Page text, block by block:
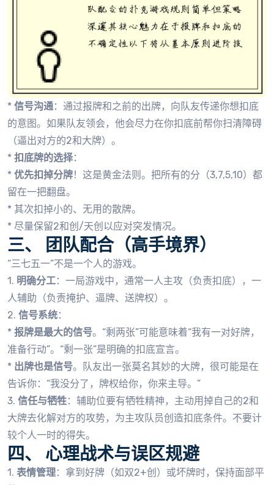
* 信号沟通：通过报牌和之前的出牌，向队友传递你想扣底
的意图。如果队友领会，他会尽力在你扣底前帮你扫清障碍
（逼出对方的2和大牌）。
* 扣底牌的选择：
* 优先扣掉分牌！这是黄金法则。把所有的分（3,7,5,10）都
留在一把翻盘。
* 其次扣掉小的、无用的散牌。
* 尽量保留2和创/天创以应对突发情况。
三、 团队配合（高手境界）
“三七五一”不是一个人的游戏。
1. 明确分工：一局游戏中，通常一人主攻（负责扣底），一
人辅助（负责掩护、逼牌、送牌权）。
2. 信号系统：
* 报牌是最大的信号。“剩两张”可能意味着“我有一对好牌，
准备行动”。“剩一张”是明确的扣底宣言。
* 出牌也是信号。队友出一张莫名其妙的大牌，很可能是在
告诉你：“我没分了，牌权给你，你来主导。”
3. 信任与牺牲：辅助位要有牺牲精神，主动用掉自己的2和
大牌去化解对方的攻势，为主攻队员创造扣底条件。不要计
较个人一时的得失。
四、 心理战术与误区规避
1. 表情管理：拿到好牌（如双2+创）或坏牌时，保持面部平